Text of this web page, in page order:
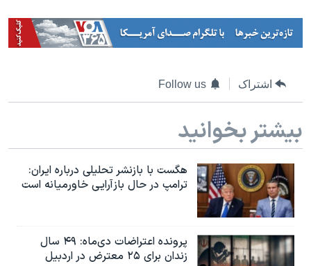
اشتراک Follow us
بیشتر بخوانید
هگست با بازنشر تحلیلی درباره ایران:
ترامپ در حال بازآرایی خاورمیانه است
پرونده اعتراضات دی‌ماه: ۴۹ سال
زندان برای ۲۵ معترض در اردبیل